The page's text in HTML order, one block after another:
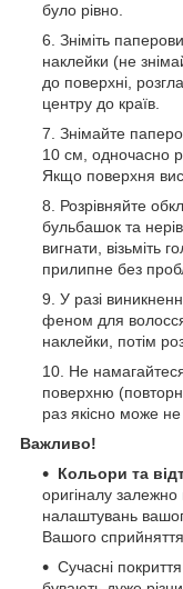
було рівно.
Зніміть
наклейки (не
до поверхні,
центру до країв.
Знімайте
10 см, одночасно
Якщо поверхня
Розрівняйте
бульбашок та
вигнати, візьміть
прилипне без
У разі
феном для
наклейки, потім
Не
поверхню
раз якісно може не
Важливо!
Кольори та
оригіналу залежно
налаштувань
Вашого
Сучасні